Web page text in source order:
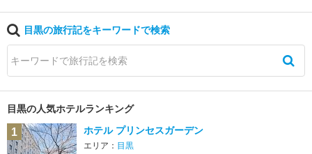
品
川
・
目
黒
三
・
田
目黒の旅行記をキーワードで検索
目黒の人気ホテルランキング
1 ホテル プリンセスガーデン
エリア： 目黒